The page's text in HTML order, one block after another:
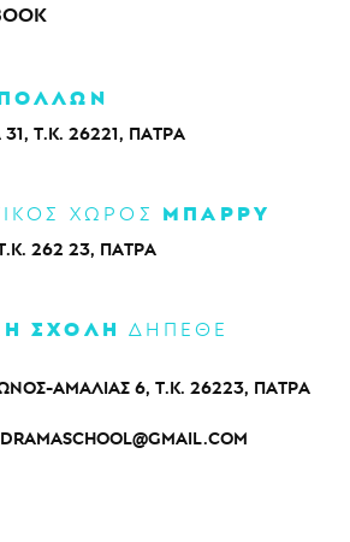
Τ.Κ. 26221, ΠΑΤΡΑ
ΧΩΡΟΣ ΜΠΑΡΡΥ
262 23, ΠΑΤΡΑ
ΣΧΟΛΗ ΔΗΠΕΘΕ
ΑΜΑΛΙΑΣ 6, Τ.Κ. 26223, ΠΑΤΡΑ